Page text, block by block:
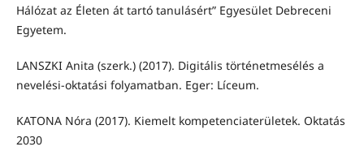
Hálózat az Életen át tartó tanulásért” Egyesület Debreceni
Egyetem.
LANSZKI Anita (szerk.) (2017). Digitális történetmesélés a
nevelési-oktatási folyamatban. Eger: Líceum.
KATONA Nóra (2017). Kiemelt kompetenciaterületek. Oktatás
2030